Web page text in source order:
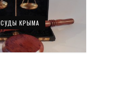
СУДЫ КРЫМА